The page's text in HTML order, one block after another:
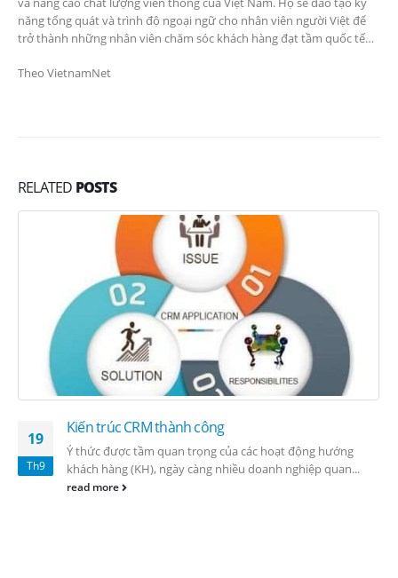
năng tổng quát và trình độ ngoại ngữ cho nhân viên người Việt để
trở thành những nhân viên chăm sóc khách hàng đạt tầm quốc tế…
Theo VietnamNet
RELATED POSTS
19
Th9
Kiến trúc CRM thành công
Ý thức được tầm quan trọng của các hoạt động hướng
khách hàng (KH), ngày càng nhiều doanh nghiệp quan...
read more